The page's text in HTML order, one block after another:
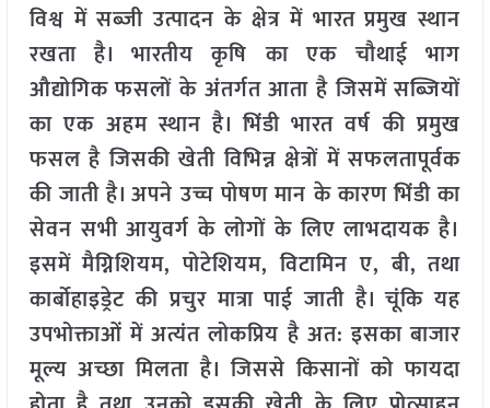
विश्व में सब्जी उत्पादन के क्षेत्र में भारत प्रमुख स्थान
रखता है। भारतीय कृषि का एक चौथाई भाग
औद्योगिक फसलों के अंतर्गत आता है जिसमें सब्जियों
का एक अहम स्थान है। भिंडी भारत वर्ष की प्रमुख
फसल है जिसकी खेती विभिन्न क्षेत्रों में सफलतापूर्वक
की जाती है। अपने उच्च पोषण मान के कारण भिंडी का
सेवन सभी आयुवर्ग के लोगों के लिए लाभदायक है।
इसमें मैग्निशियम, पोटेशियम, विटामिन ए, बी, तथा
कार्बोहाइड्रेट की प्रचुर मात्रा पाई जाती है। चूंकि यह
उपभोक्ताओं में अत्यंत लोकप्रिय है अत: इसका बाजार
मूल्य अच्छा मिलता है। जिससे किसानों को फायदा